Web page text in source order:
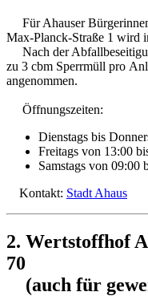
Für Ahauser
Max-Planck-Straße 1 wird
Nach der
zu 3 cbm Sperrmüll pro
angenommen.
Öffnungszeiten:
Dienstags bis
Freitags von 13:00
Samstags von 09:00
Kontakt: Stadt Ahaus
2. Wertstoffhof
70
(auch für